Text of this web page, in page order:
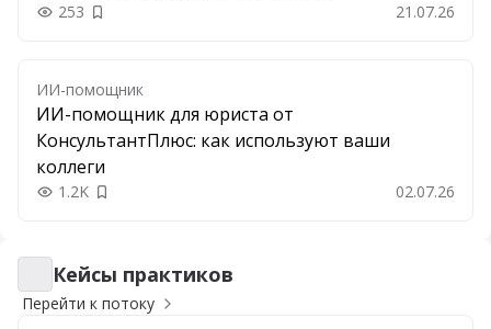
253 Добавить в закладки 21.07.26
ИИ-помощник
ИИ-помощник для юриста от
КонсультантПлюс: как используют ваши
коллеги
1.2K Добавить в закладки 02.07.26
Кейсы практиков
Кейсы практиков
Перейти к потоку